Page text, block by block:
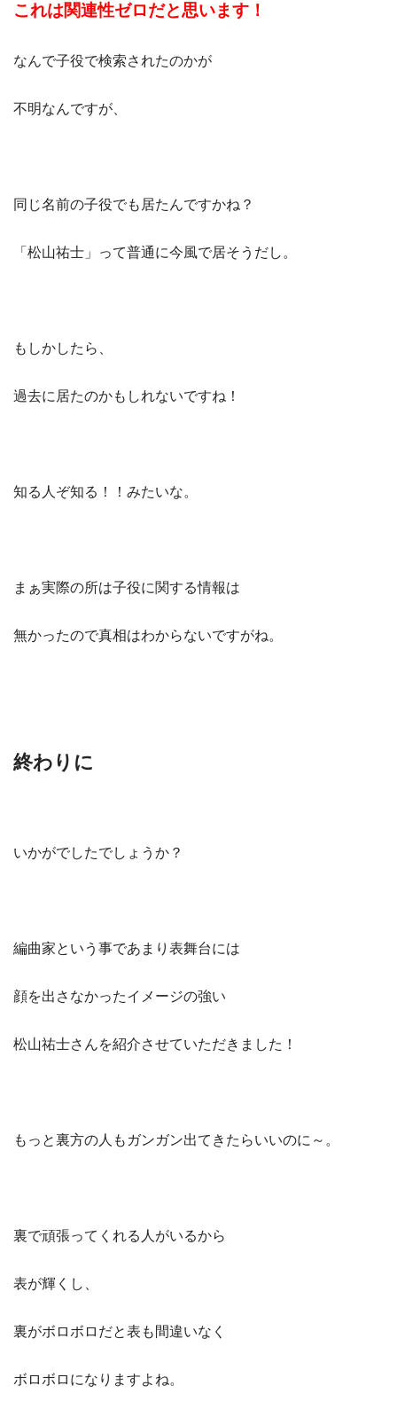
これは関連性ゼロだと思います！
なんで子役で検索されたのかが
不明なんですが、
同じ名前の子役でも居たんですかね？
「松山祐士」って普通に今風で居そうだし。
もしかしたら、
過去に居たのかもしれないですね！
知る人ぞ知る！！みたいな。
まぁ実際の所は子役に関する情報は
無かったので真相はわからないですがね。
終わりに
いかがでしたでしょうか？
編曲家という事であまり表舞台には
顔を出さなかったイメージの強い
松山祐士さんを紹介させていただきました！
もっと裏方の人もガンガン出てきたらいいのに～。
裏で頑張ってくれる人がいるから
表が輝くし、
裏がボロボロだと表も間違いなく
ボロボロになりますよね。